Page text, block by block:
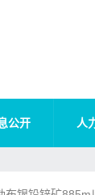
公开 人